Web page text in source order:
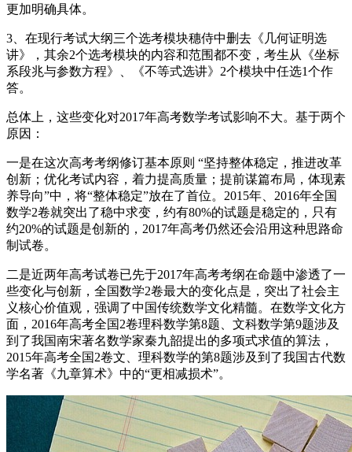
更加明确具体。
3、在现行考试大纲三个选考模块穗侍中删去《几何证明选
讲》，其余2个选考模块的内容和范围都不变，考生从《坐标
系段兆与参数方程》、《不等式选讲》2个模块中任选1个作
答。
总体上，这些变化对2017年高考数学考试影响不大。基于两个
原因：
一是在这次高考考纲修订基本原则 “坚持整体稳定，推进改革
创新；优化考试内容，着力提高质量；提前谋篇布局，体现素
养导向”中，将“整体稳定”放在了首位。2015年、2016年全国
数学2卷就突出了稳中求变，约有80%的试题是稳定的，只有
约20%的试题是创新的，2017年高考仍然还会沿用这种思路命
制试卷。
二是近两年高考试卷已先于2017年高考考纲在命题中渗透了一
些变化与创新，全国数学2卷最大的变化点是，突出了社会主
义核心价值观，强调了中国传统数学文化精髓。在数学文化方
面，2016年高考全国2卷理科数学第8题、文科数学第9题涉及
到了我国南宋著名数学家秦九韶提出的多项式求值的算法，
2015年高考全国2卷文、理科数学的第8题涉及到了我国古代数
学名著《九章算术》中的“更相减损术”。